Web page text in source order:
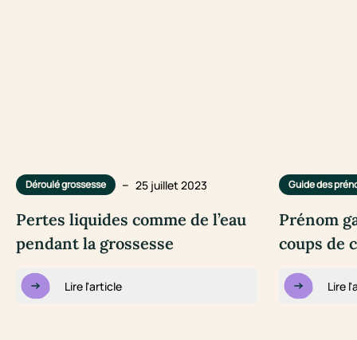
Déroulé grossesse – 25 juillet 2023
Pertes liquides comme de l’eau
pendant la grossesse
Lire l'article
Guide des
Prénom
coups de
Lire